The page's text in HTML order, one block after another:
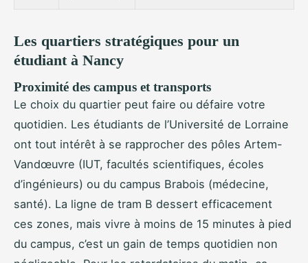
Les quartiers stratégiques pour un
étudiant à Nancy
Proximité des campus et transports
Le choix du quartier peut faire ou défaire votre
quotidien. Les étudiants de l’Université de Lorraine
ont tout intérêt à se rapprocher des pôles Artem-
Vandœuvre (IUT, facultés scientifiques, écoles
d’ingénieurs) ou du campus Brabois (médecine,
santé). La ligne de tram B dessert efficacement
ces zones, mais vivre à moins de 15 minutes à pied
du campus, c’est un gain de temps quotidien non